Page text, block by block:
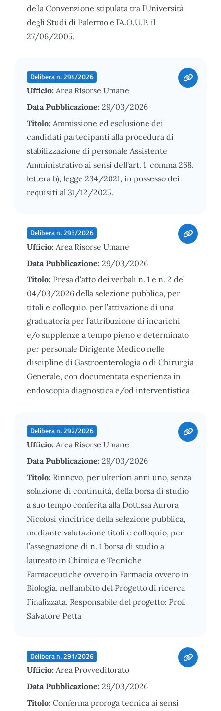
della Convenzione stipulata tra l’Università
degli Studi di Palermo e l’A.O.U.P. il
27/06/2005.
Delibera n. 294/2026
Ufficio: Area Risorse Umane
Data Pubblicazione: 29/03/2026
Titolo: Ammissione ed esclusione dei
candidati partecipanti alla procedura di
stabilizzazione di personale Assistente
Amministrativo ai sensi dell'art. 1, comma 268,
lettera b), legge 234/2021, in possesso dei
requisiti al 31/12/2025.
Delibera n. 293/2026
Ufficio: Area Risorse Umane
Data Pubblicazione: 29/03/2026
Titolo: Presa d'atto dei verbali n. 1 e n. 2 del
04/03/2026 della selezione pubblica, per
titoli e colloquio, per l’attivazione di una
graduatoria per l’attribuzione di incarichi
e/o supplenze a tempo pieno e determinato
per personale Dirigente Medico nelle
discipline di Gastroenterologia o di Chirurgia
Generale, con documentata esperienza in
endoscopia diagnostica e/od interventistica
Delibera n. 292/2026
Ufficio: Area Risorse Umane
Data Pubblicazione: 29/03/2026
Titolo: Rinnovo, per ulteriori anni uno, senza
soluzione di continuità, della borsa di studio
a suo tempo conferita alla Dott.ssa Aurora
Nicolosi vincitrice della selezione pubblica,
mediante valutazione titoli e colloquio, per
l’assegnazione di n. 1 borsa di studio a
laureato in Chimica e Tecniche
Farmaceutiche ovvero in Farmacia ovvero in
Biologia, nell’ambito del Progetto di ricerca
Finalizzata. Responsabile del progetto: Prof.
Salvatore Petta
Delibera n. 291/2026
Ufficio: Area Provveditorato
Data Pubblicazione: 29/03/2026
Titolo: Conferma proroga tecnica ai sensi